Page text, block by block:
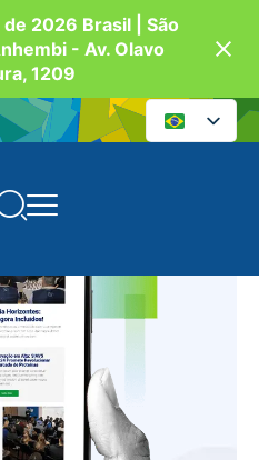
2026 Brasil | São
- Av. Olavo
1209